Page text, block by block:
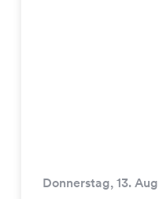
Donnerstag, 13.